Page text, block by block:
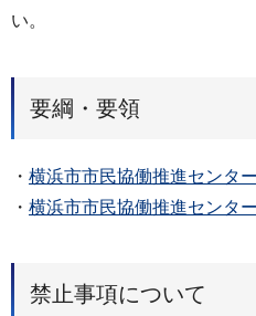
い。
要綱・要領
・ 横浜市市民協働推進センタ
・ 横浜市市民協働推進センタ
禁止事項について